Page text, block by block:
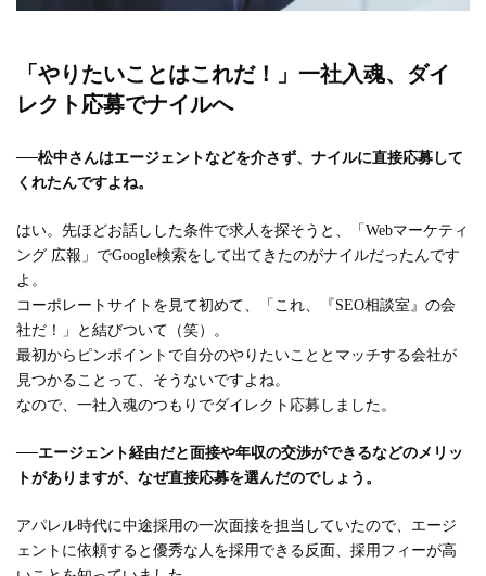
「やりたいことはこれだ！」一社入魂、ダイ
レクト応募でナイルへ
──松中さんはエージェントなどを介さず、ナイルに直接応募して
くれたんですよね。
はい。先ほどお話しした条件で求人を探そうと、「Webマーケティ
ング 広報」でGoogle検索をして出てきたのがナイルだったんです
よ。
コーポレートサイトを見て初めて、「これ、『SEO相談室』の会
社だ！」と結びついて（笑）。
最初からピンポイントで自分のやりたいこととマッチする会社が
見つかることって、そうないですよね。
なので、一社入魂のつもりでダイレクト応募しました。
──エージェント経由だと面接や年収の交渉ができるなどのメリッ
トがありますが、なぜ直接応募を選んだのでしょう。
アパレル時代に中途採用の一次面接を担当していたので、エージ
ェントに依頼すると優秀な人を採用できる反面、採用フィーが高